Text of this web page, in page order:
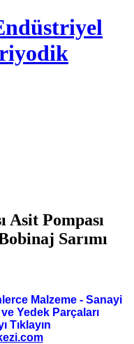
Asit Pompası
Sarımı
Malzeme - Sanayi
Yedek Parçaları
Tıklayın